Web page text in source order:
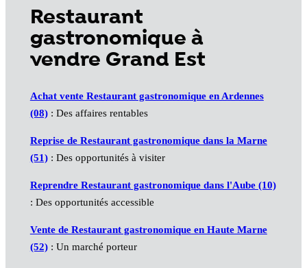
Restaurant
gastronomique à
vendre Grand Est
Achat vente Restaurant gastronomique en Ardennes
(08): Des affaires rentables
Reprise de Restaurant gastronomique dans la Marne
(51): Des opportunités à visiter
Reprendre Restaurant gastronomique dans l'Aube (10)
: Des opportunités accessible
Vente de Restaurant gastronomique en Haute Marne
(52): Un marché porteur